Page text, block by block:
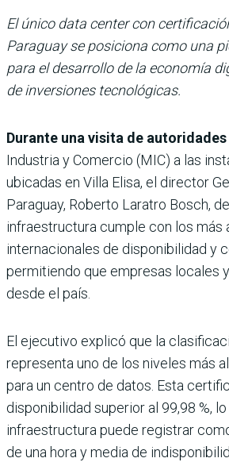
El único data center con
Paraguay se posiciona como una
para el desarrollo de la economía
de inversiones tecnológicas.
Durante una visita de autoridades
Industria y Comercio (MIC) a las
ubicadas en Villa Elisa, el director
Paraguay, Roberto Laratro Bosch,
infraestructura cumple con los más
internacionales de disponibilidad y
permitiendo que empresas locales
desde el país.
El ejecutivo explicó que la
representa uno de los niveles más
para un centro de datos. Esta
disponibilidad superior al 99,98 %,
infraestructura puede registrar
de una hora y media de